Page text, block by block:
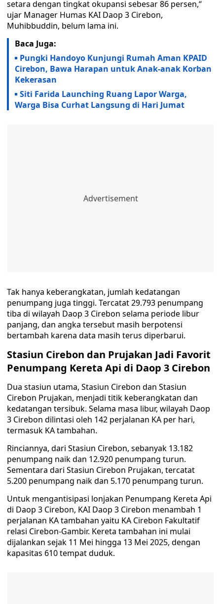
setara dengan tingkat okupansi sebesar 86 persen,“
ujar Manager Humas KAI Daop 3 Cirebon,
Muhibbuddin, belum lama ini.
Baca Juga:
Pungki Handoyo Kunjungi Rumah Aman KPAID
Cirebon, Bawa Harapan untuk Anak-anak Korban
Kekerasan
Siti Farida Launching Ruang Lapor Warga,
Warga Bisa Curhat Langsung di Hari Jumat
Tak hanya keberangkatan, jumlah kedatangan
penumpang juga tinggi. Tercatat 29.793 penumpang
tiba di wilayah Daop 3 Cirebon selama periode libur
panjang, dan angka tersebut masih berpotensi
bertambah karena data masih terus diperbarui.
Stasiun Cirebon dan Prujakan Jadi Favorit
Penumpang Kereta Api di Daop 3 Cirebon
Dua stasiun utama, Stasiun Cirebon dan Stasiun
Cirebon Prujakan, menjadi titik keberangkatan dan
kedatangan tersibuk. Selama masa libur, wilayah Daop
3 Cirebon dilintasi oleh 142 perjalanan KA per hari,
termasuk KA tambahan.
Rinciannya, dari Stasiun Cirebon, sebanyak 13.182
penumpang naik dan 12.920 penumpang turun.
Sementara dari Stasiun Cirebon Prujakan, tercatat
5.200 penumpang naik dan 5.170 penumpang turun.
Untuk mengantisipasi lonjakan Penumpang Kereta Api
di Daop 3 Cirebon, KAI Daop 3 Cirebon menambah 1
perjalanan KA tambahan yaitu KA Cirebon Fakultatif
relasi Cirebon-Gambir. Kereta tambahan ini mulai
dijalankan sejak 11 Mei hingga 13 Mei 2025, dengan
kapasitas 610 tempat duduk.